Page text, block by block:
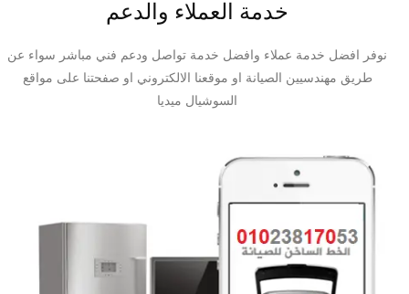
خدمة العملاء والدعم
نوفر افضل خدمة عملاء وافضل خدمة تواصل ودعم فني مباشر سواء عن
طريق مهندسيين الصيانة او موقعنا الالكتروني او صفحتنا على مواقع
السوشيال ميديا